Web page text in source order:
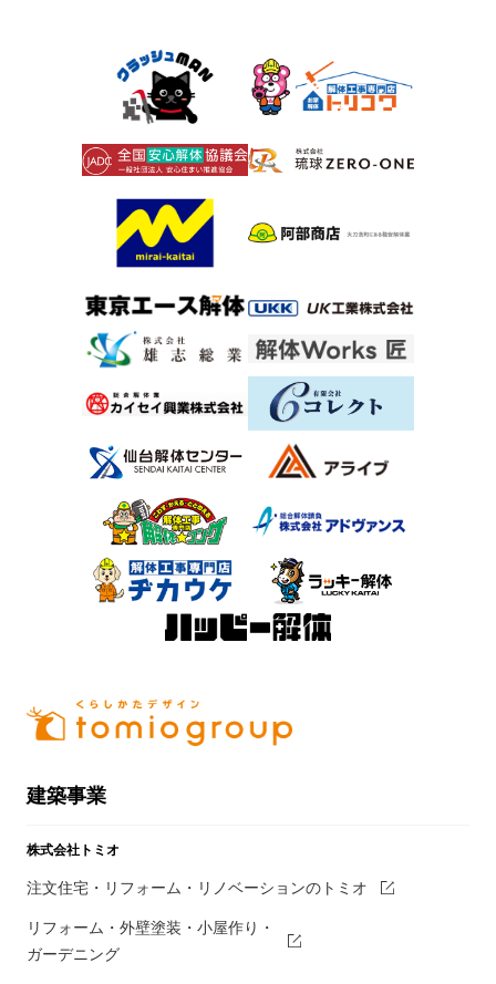
建築事業
株式会社トミオ
注文住宅・リフォーム・リノベーションのトミオ
リフォーム・外壁塗装・小屋作り・
ガーデニング